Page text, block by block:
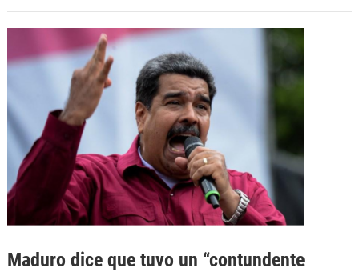
Maduro dice que tuvo un “contundente